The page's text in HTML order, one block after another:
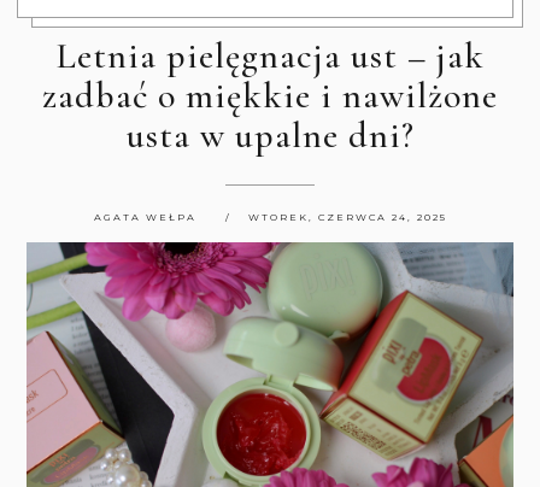
Letnia pielęgnacja ust – jak
zadbać o miękkie i nawilżone
usta w upalne dni?
AGATA WEŁPA WTOREK, CZERWCA 24, 2025